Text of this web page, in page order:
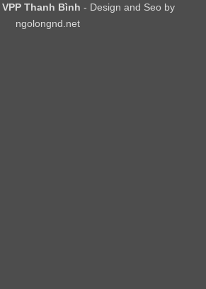
VPP Thanh Bình - Design and Seo by
ngolongnd.net